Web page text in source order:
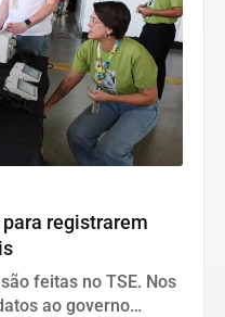
registrarem
feitas no TSE. Nos
ao governo